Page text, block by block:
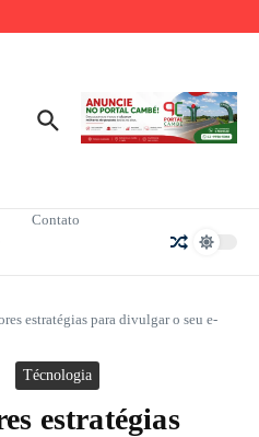
R$ 165 milhões neste
desmatamento na Amazônia
Contato
estratégias para divulgar o seu e-
Técnologia
estratégias